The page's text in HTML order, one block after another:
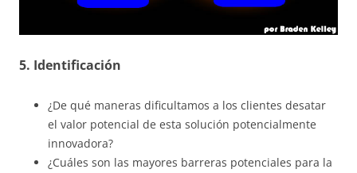
5. Identificación
¿De qué maneras dificultamos a los clientes desatar
el valor potencial de esta solución potencialmente
innovadora?
¿Cuáles son las mayores barreras potenciales para la